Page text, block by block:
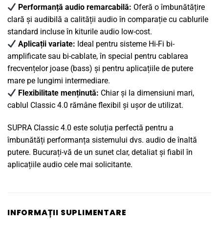
Performanță audio remarcabilă: Oferă o îmbunătățire
clară și audibilă a calității audio în comparație cu cablurile
standard incluse în kiturile audio low-cost.
Aplicații variate: Ideal pentru sisteme Hi-Fi bi-
amplificate sau bi-cablate, în special pentru cablarea
frecvențelor joase (bass) și pentru aplicațiile de putere
mare pe lungimi intermediare.
Flexibilitate menținută: Chiar și la dimensiuni mari,
cablul Classic 4.0 rămâne flexibil și ușor de utilizat.
SUPRA Classic 4.0 este soluția perfectă pentru a
îmbunătăți performanța sistemului dvs. audio de înaltă
putere. Bucurați-vă de un sunet clar, detaliat și fiabil în
aplicațiile audio cele mai solicitante.
INFORMAȚII SUPLIMENTARE